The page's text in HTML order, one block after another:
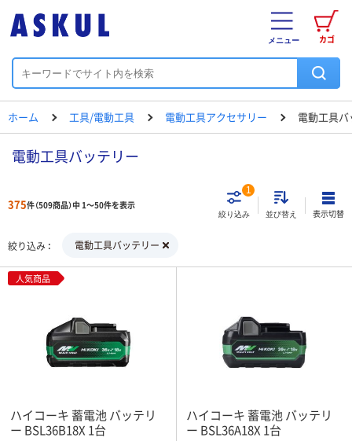
カゴ
メニュー
ホーム 工具/電動工具 電動工具アクセサリー 電動工具
電動工具バッテリー
375件（509商品）中 1～50件を表示
絞り込み
1
並び替え 表示切替
絞り込み 電動工具バッテリー
人気商品
ハイコーキ 蓄電池 バッテリ
ー BSL36B18X 1台
ハイコーキ 蓄電池 バッテリ
ー BSL36A18X 1台